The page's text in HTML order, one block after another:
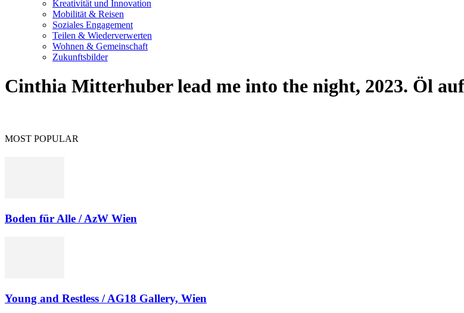
Kreativität und Innovation
Mobilität & Reisen
Soziales Engagement
Teilen & Wiederverwerten
Wohnen & Gemeinschaft
Zukunftsbilder
Cinthia Mitterhuber lead me into the night, 2023. Öl
MOST POPULAR
Boden für Alle / AzW Wien
Young and Restless / AG18 Gallery, Wien